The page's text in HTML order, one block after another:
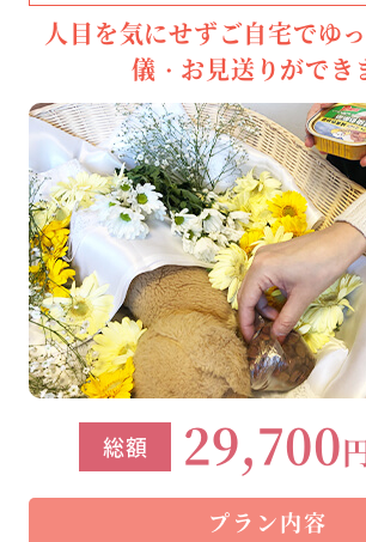
人目を気にせずご自宅でゆ
儀・お見送りができ
総額 29,700
プラン内容